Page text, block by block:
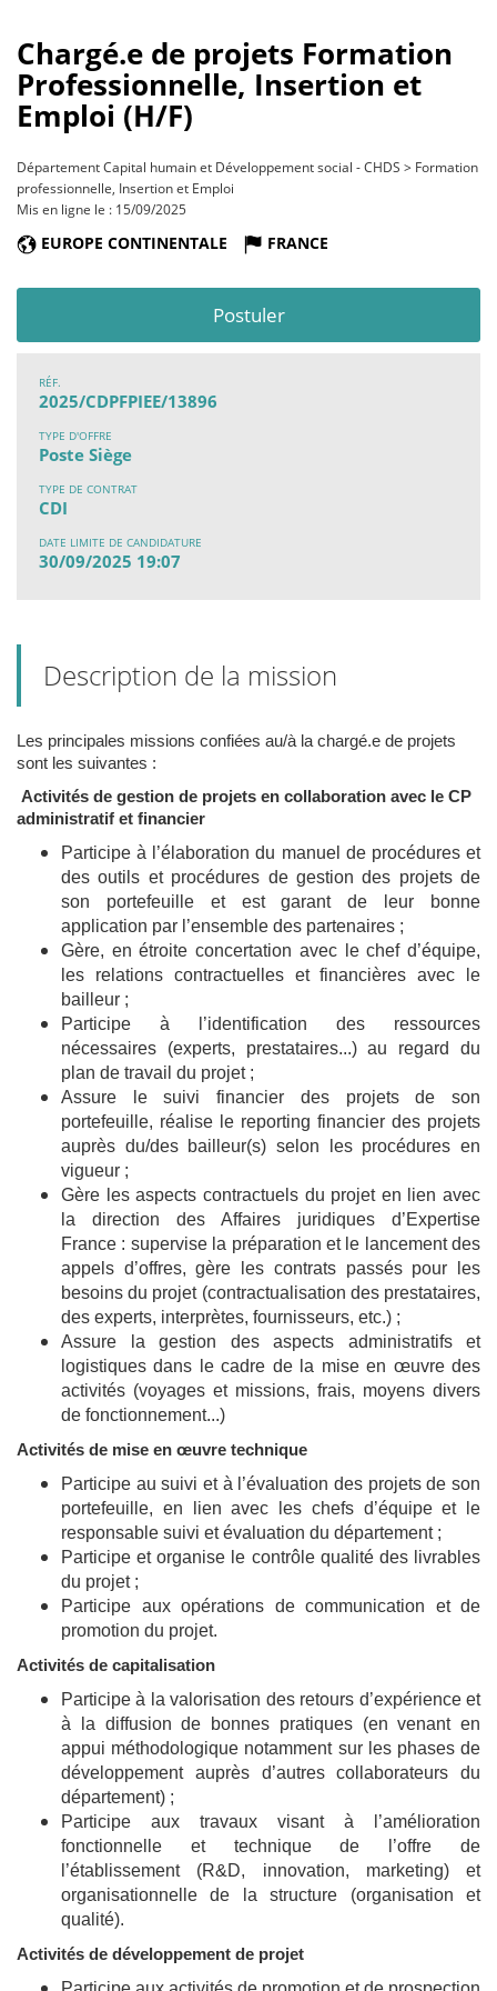
Chargé.e de projets Formation
Professionnelle, Insertion et
Emploi (H/F)
Département Capital humain et Développement social - CHDS > Formation
professionnelle, Insertion et Emploi
Mis en ligne le : 15/09/2025
EUROPE CONTINENTALE FRANCE
Postuler
RÉF.
2025/CDPFPIEE/13896
TYPE D'OFFRE
Poste Siège
TYPE DE CONTRAT
CDI
DATE LIMITE DE CANDIDATURE
30/09/2025 19:07
Description de la mission
Les principales missions confiées au/à la chargé.e de projets
sont les suivantes :
Activités de gestion de projets en collaboration avec le CP
administratif et financier
Participe à l’élaboration du manuel de procédures et
des outils et procédures de gestion des projets de
son portefeuille et est garant de leur bonne
application par l’ensemble des partenaires ;
Gère, en étroite concertation avec le chef d’équipe,
les relations contractuelles et financières avec le
bailleur ;
Participe à l’identification des ressources
nécessaires (experts, prestataires...) au regard du
plan de travail du projet ;
Assure le suivi financier des projets de son
portefeuille, réalise le reporting financier des projets
auprès du/des bailleur(s) selon les procédures en
vigueur ;
Gère les aspects contractuels du projet en lien avec
la direction des Affaires juridiques d’Expertise
France : supervise la préparation et le lancement des
appels d’offres, gère les contrats passés pour les
besoins du projet (contractualisation des prestataires,
des experts, interprètes, fournisseurs, etc.) ;
Assure la gestion des aspects administratifs et
logistiques dans le cadre de la mise en œuvre des
activités (voyages et missions, frais, moyens divers
de fonctionnement...)
Activités de mise en œuvre technique
Participe au suivi et à l’évaluation des projets de son
portefeuille, en lien avec les chefs d’équipe et le
responsable suivi et évaluation du département ;
Participe et organise le contrôle qualité des livrables
du projet ;
Participe aux opérations de communication et de
promotion du projet.
Activités de capitalisation
Participe à la valorisation des retours d’expérience et
à la diffusion de bonnes pratiques (en venant en
appui méthodologique notamment sur les phases de
développement auprès d’autres collaborateurs du
département) ;
Participe aux travaux visant à l’amélioration
fonctionnelle et technique de l’offre de
l’établissement (R&D, innovation, marketing) et
organisationnelle de la structure (organisation et
qualité).
Activités de développement de projet